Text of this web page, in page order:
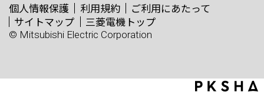
個人情報保護 利用規約
ご利用にあたって
サイトマップ
三菱電機トップ
© Mitsubishi Electric Corporation